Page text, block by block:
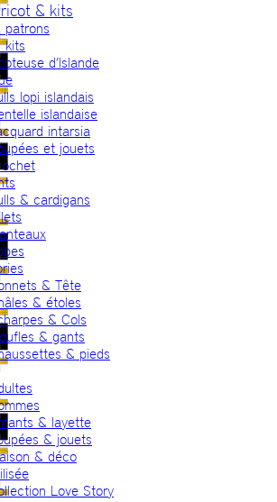
& kits
patrons
kits
d’Islande
lopi islandais
islandaise
intarsia
et jouets
& cardigans
& Tête
& étoles
& Cols
& gants
& pieds
& layette
& jouets
& déco
Love Story